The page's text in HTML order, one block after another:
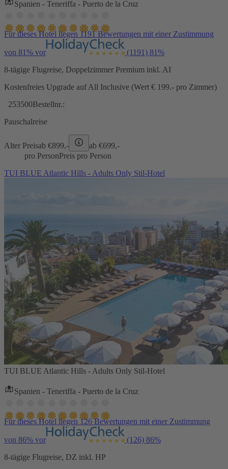
Spanien - Teneriffa - Puerto de la Cruz
Für dieses Hotel liegen 1191 Bewertungen mit einer Zustimmung
von 81% vor (1191) 81%
8-tägige Flugreise, Doppelzimmer Premium inkl. AI
Kostenfreies Upgrade auf All Inclusive (Wert € 199.- pro Zimmer)
253500Bestellnr.:
Pauschalreise
Alter Preisab €899,- ab €699,-
pro PersonPreis pro Person
TUI BLUE Atlantic Hills - Adults Only Stil-Hotel
TUI BLUE Atlantic Hills - Adults Only Stil-Hotel
Spanien - Teneriffa - Puerto de la Cruz
Für dieses Hotel liegen 126 Bewertungen mit einer Zustimmung
von 86% vor (126) 86%
8-tägige Flugreise, DZ inkl. HP